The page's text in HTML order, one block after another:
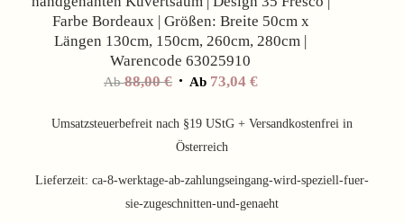
Farbe Bordeaux | Größen: Breite 50cm x
Längen 130cm, 150cm, 260cm, 280cm |
Warencode 63025910
Ab88,00€ Ab 73,04 €
Umsatzsteuerbefreit nach §19 UStG + Versandkostenfrei in
Österreich
Lieferzeit: ca-8-werktage-ab-zahlungseingang-wird-speziell-fuer-
sie-zugeschnitten-und-genaeht